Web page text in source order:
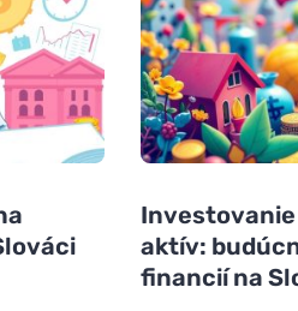
aktív:
financií na